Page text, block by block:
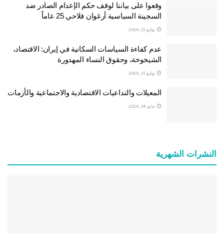
وقعوا على بياننا لوقف حكم الإعدام الصادر ضد
السجينة السياسية أرغوان فلاحي 25 عاماً
يوليو 11, 2026
عدم كفاءة السياسات السكانية في إيران: الاقتصاد،
الشيخوخة، وحقوق النساء المهدورة
يوليو 11, 2026
المعيلات والتداعيات الاقتصادية والاجتماعية والأزمات
مايو 18, 2026
النشرات الشهریة